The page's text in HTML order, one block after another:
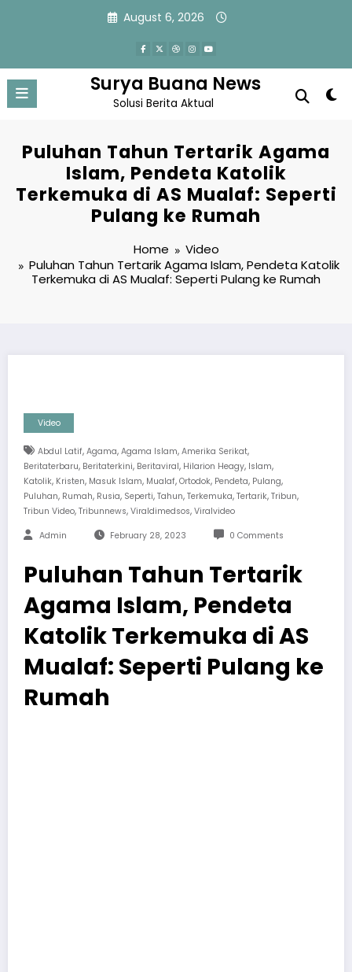
August 6, 2026
Surya Buana News
Solusi Berita Aktual
Puluhan Tahun Tertarik Agama
Islam, Pendeta Katolik
Terkemuka di AS Mualaf: Seperti
Pulang ke Rumah
Home
Video
Puluhan Tahun Tertarik Agama Islam, Pendeta Katolik
Terkemuka di AS Mualaf: Seperti Pulang ke Rumah
Video
Abdul Latif, Agama, Agama Islam, Amerika Serikat,
Beritaterbaru, Beritaterkini, Beritaviral, Hilarion Heagy, Islam,
Katolik, Kristen, Masuk Islam, Mualaf, Ortodok, Pendeta, Pulang,
Puluhan, Rumah, Rusia, Seperti, Tahun, Terkemuka, Tertarik, Tribun,
Tribun Video, Tribunnews, Viraldimedsos, Viralvideo
Admin February 28, 2023 0 Comments
Puluhan Tahun Tertarik
Agama Islam, Pendeta
Katolik Terkemuka di AS
Mualaf: Seperti Pulang ke
Rumah